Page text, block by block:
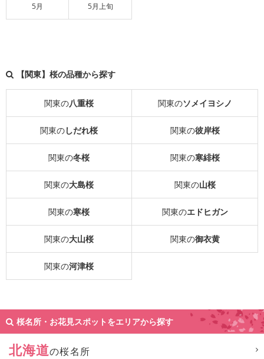
5月 5月上旬
【関東】桜の品種から探す
関東の八重桜 関東のソメイヨシノ
関東のしだれ桜 関東の彼岸桜
関東の冬桜 関東の寒緋桜
関東の大島桜 関東の山桜
関東の寒桜 関東のエドヒガン
関東の大山桜 関東の御衣黄
関東の河津桜
桜名所・お花見スポットをエリアから探す
北海道の桜名所